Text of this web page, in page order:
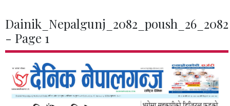
Dainik_Nepalgunj_2082_poush_26_2082
- Page 1